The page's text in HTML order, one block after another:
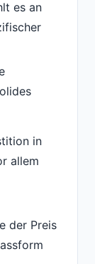
es an
in
allem
der Preis